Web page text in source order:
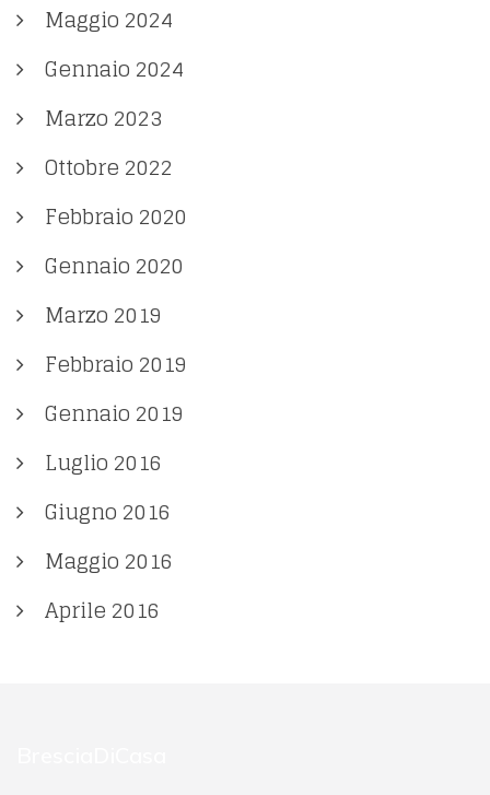
Maggio 2024
Gennaio 2024
Marzo 2023
Ottobre 2022
Febbraio 2020
Gennaio 2020
Marzo 2019
Febbraio 2019
Gennaio 2019
Luglio 2016
Giugno 2016
Maggio 2016
Aprile 2016